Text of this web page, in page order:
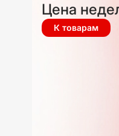
Цена
К товарам